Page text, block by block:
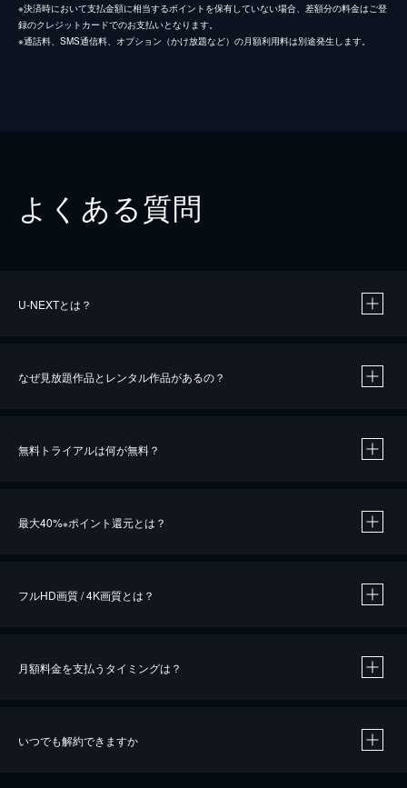
※決済時において支払金額に相当するポイントを保有していない場合、差額分の料金はご登
録のクレジットカードでのお支払いとなります。
※通話料、SMS通信料、オプション（かけ放題など）の月額利用料は別途発生します。
よくある質問
U-NEXTとは？
なぜ見放題作品とレンタル作品があるの？
無料トライアルは何が無料？
最大40%※ポイント還元とは？
※40％ポイント還元の対象は、クレジットカード決済による作品の購入 / レンタルです。
フルHD画質 / 4K画質とは？
月額料金を支払うタイミングは？
いつでも解約できますか